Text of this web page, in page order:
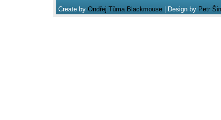
Create by Ondřej Tůma Blackmouse| Design by Petr